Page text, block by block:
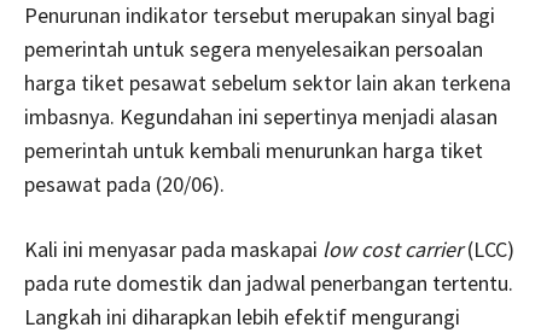
Penurunan indikator tersebut merupakan sinyal bagi
pemerintah untuk segera menyelesaikan persoalan
harga tiket pesawat sebelum sektor lain akan terkena
imbasnya. Kegundahan ini sepertinya menjadi alasan
pemerintah untuk kembali menurunkan harga tiket
pesawat pada (20/06).
Kali ini menyasar pada maskapai low cost carrier(LCC)
pada rute domestik dan jadwal penerbangan tertentu.
Langkah ini diharapkan lebih efektif mengurangi